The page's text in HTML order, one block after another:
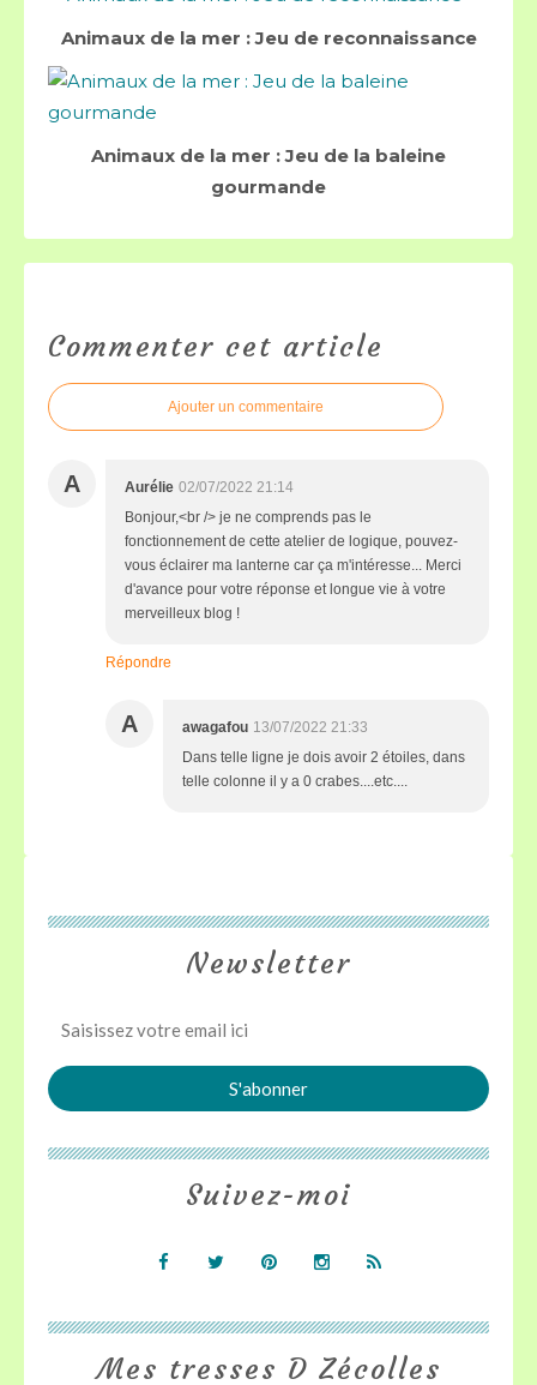
Animaux de la mer : Jeu de reconnaissance
Animaux de la mer : Jeu de la baleine
gourmande
Commenter cet article
Ajouter un commentaire
A Aurélie 02/07/2022 21:14
Bonjour,<br /> je ne comprends pas le
fonctionnement de cette atelier de logique, pouvez-
vous éclairer ma lanterne car ça m'intéresse... Merci
d'avance pour votre réponse et longue vie à votre
merveilleux blog !
Répondre
A awagafou 13/07/2022 21:33
Dans telle ligne je dois avoir 2 étoiles, dans
telle colonne il y a 0 crabes....etc....
Newsletter
Mes tresses D Zécolles
Suivez-moi